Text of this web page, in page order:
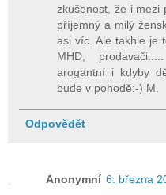
zkušenost, že i mezi
příjemný a milý
asi víc. Ale takhle je
MHD,
arogantní i kdyby
bude v pohodě:-) M.
Odpovědět
Anonymní 6. března